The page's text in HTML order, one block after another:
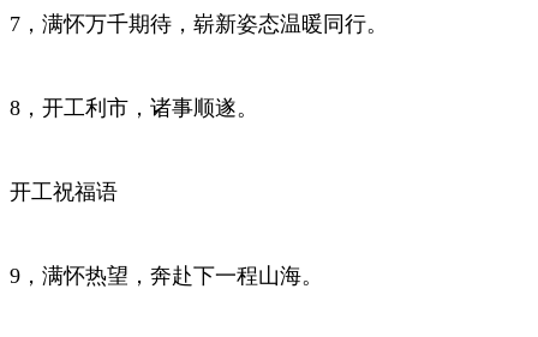
7，满怀万千期待，崭新姿态温暖同行。
8，开工利市，诸事顺遂。
开工祝福语
9，满怀热望，奔赴下一程山海。